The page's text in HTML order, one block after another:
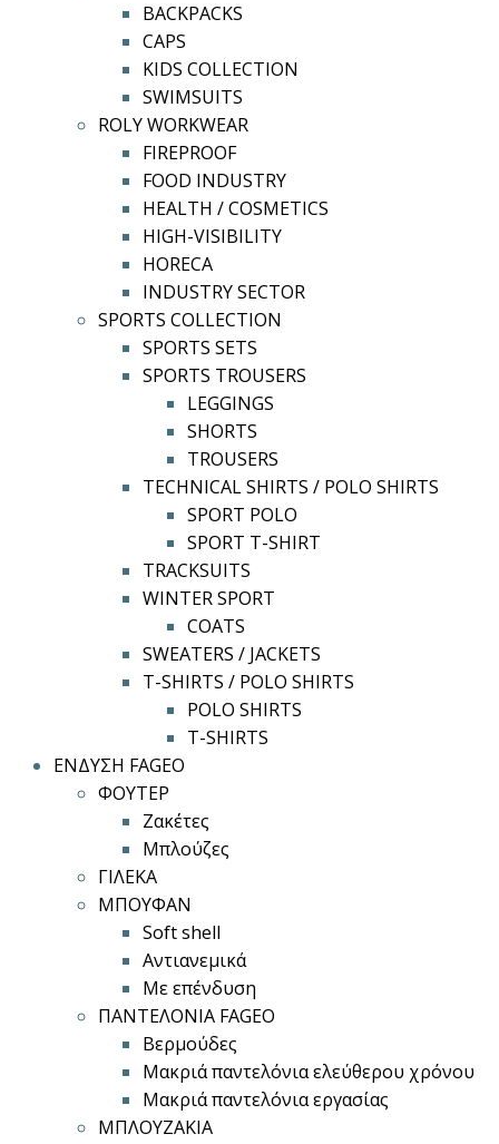
BACKPACKS
CAPS
KIDS COLLECTION
SWIMSUITS
ROLY WORKWEAR
FIREPROOF
FOOD INDUSTRY
HEALTH / COSMETICS
HIGH-VISIBILITY
HORECA
INDUSTRY SECTOR
SPORTS COLLECTION
SPORTS SETS
SPORTS TROUSERS
LEGGINGS
SHORTS
TROUSERS
TECHNICAL SHIRTS / POLO SHIRTS
SPORT POLO
SPORT T-SHIRT
TRACKSUITS
WINTER SPORT
COATS
SWEATERS / JACKETS
T-SHIRTS / POLO SHIRTS
POLO SHIRTS
T-SHIRTS
ΕΝΔΥΣΗ FAGEO
ΦΟΥΤΕΡ
Ζακέτες
Μπλούζες
ΓΙΛΕΚΑ
ΜΠΟΥΦΑΝ
Soft shell
Αντιανεμικά
Με επένδυση
ΠΑΝΤΕΛΟΝΙΑ FAGEO
Βερμούδες
Μακριά παντελόνια ελεύθερου χρόνου
Μακριά παντελόνια εργασίας
ΜΠΛΟΥΖΑΚΙΑ